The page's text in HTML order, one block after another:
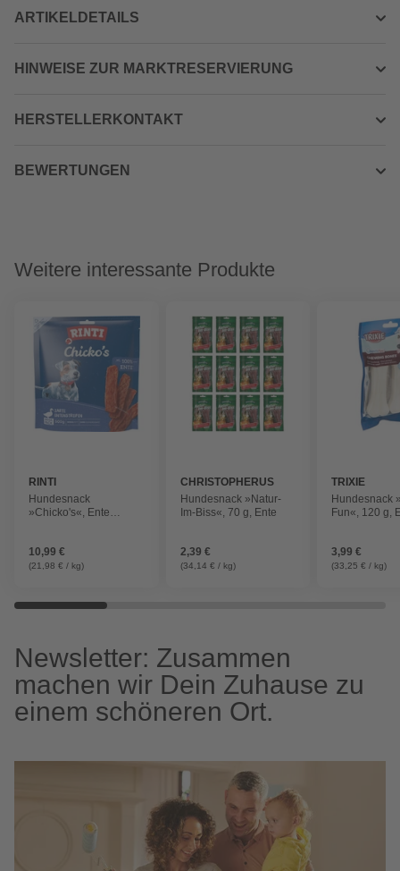
ARTIKELDETAILS
HINWEISE ZUR MARKTRESERVIERUNG
HERSTELLERKONTAKT
BEWERTUNGEN
Weitere interessante Produkte
RINTI
Hundesnack
»Chicko's«, Ente
10,99 €
(21,98 € / kg)
CHRISTOPHERUS
Hundesnack »Natur-
Im-Biss«, 70 g, Ente
2,39 €
(34,14 € / kg)
TRIXIE
Hundesnack
Fun«, 120 g,
3,99 €
(33,25 € / kg)
Newsletter: Zusammen
machen wir Dein Zuhause zu
einem schöneren Ort.